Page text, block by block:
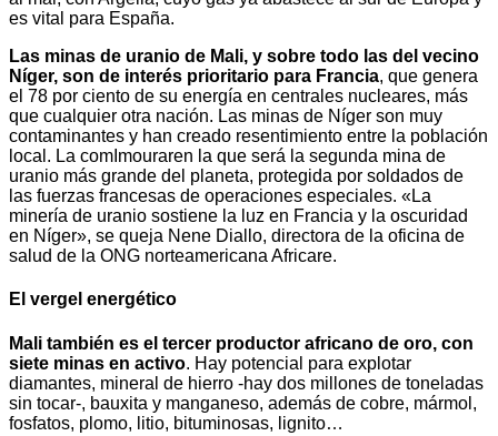
es vital para España.
Las minas de uranio de Mali, y sobre todo las del vecino
Níger, son de interés prioritario para Francia, que genera
el 78 por ciento de su energía en centrales nucleares, más
que cualquier otra nación. Las minas de Níger son muy
contaminantes y han creado resentimiento entre la población
local. La comImouraren la que será la segunda mina de
uranio más grande del planeta, protegida por soldados de
las fuerzas francesas de operaciones especiales. «La
minería de uranio sostiene la luz en Francia y la oscuridad
en Níger», se queja Nene Diallo, directora de la oficina de
salud de la ONG norteamericana Africare.
El vergel energético
Mali también es el tercer productor africano de oro, con
siete minas en activo. Hay potencial para explotar
diamantes, mineral de hierro -hay dos millones de toneladas
sin tocar-, bauxita y manganeso, además de cobre, mármol,
fosfatos, plomo, litio, bituminosas, lignito…